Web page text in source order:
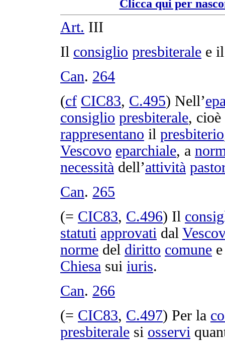
Clicca qui per
Art. III
Il consiglio presbiterale e
Can. 264
(cf CIC83, C.495) Nell’
consiglio presbiterale,
rappresentano il presbiterio
Vescovo eparchiale, a
necessità dell’attività
Can. 265
(= CIC83, C.496) Il
statuti approvati dal
norme del diritto comune
Chiesa sui iuris.
Can. 266
(= CIC83, C.497) Per la
presbiterale si osservi